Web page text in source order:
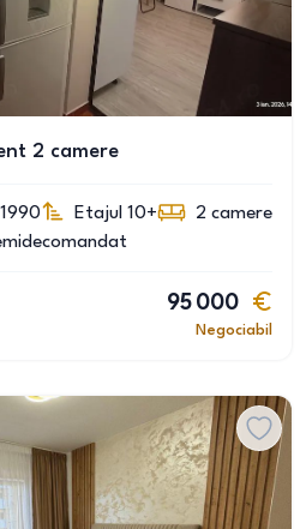
2 camere
Etajul 10+ 2 camere
95 000
Negociabil